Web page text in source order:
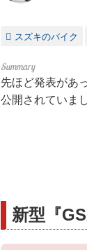
スズキのバイク
先ほど発表があ
公開されていま
新型『